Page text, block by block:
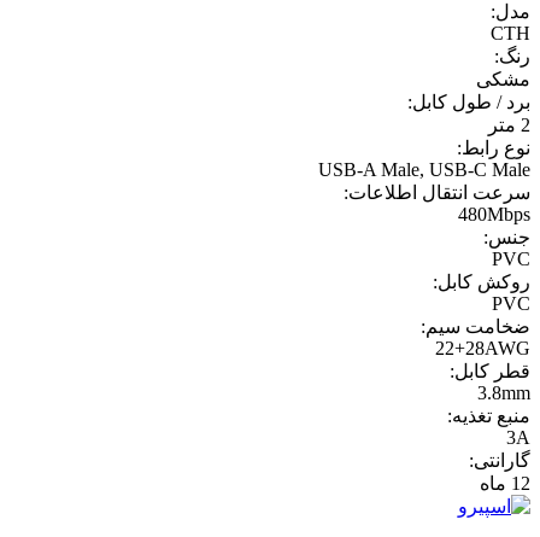
مدل:
CTH
رنگ:
مشکی
برد / طول کابل:
2 متر
نوع رابط:
USB-A Male, USB-C Male
سرعت انتقال اطلاعات:
480Mbps
جنس:
PVC
روکش کابل:
PVC
ضخامت سیم:
22+28AWG
قطر کابل:
3.8mm
منبع تغذیه:
3A
گارانتی:
12 ماه